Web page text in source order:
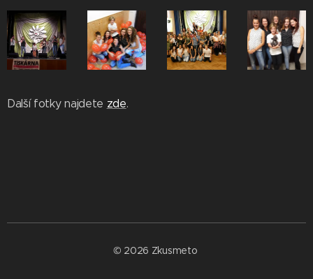
Další fotky najdete zde.
© 2026 Zkusmeto